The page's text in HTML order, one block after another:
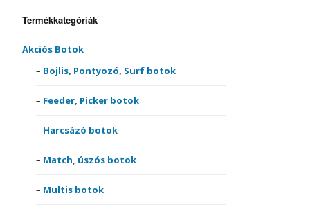
Termékkategóriák
Akciós Botok
Bojlis, Pontyozó, Surf botok
Feeder, Picker botok
Harcsázó botok
Match, úszós botok
Multis botok